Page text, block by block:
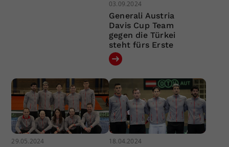
03.09.2024
Generali Austria
Davis Cup Team
gegen die Türkei
steht fürs Erste
29.05.2024 18.04.2024